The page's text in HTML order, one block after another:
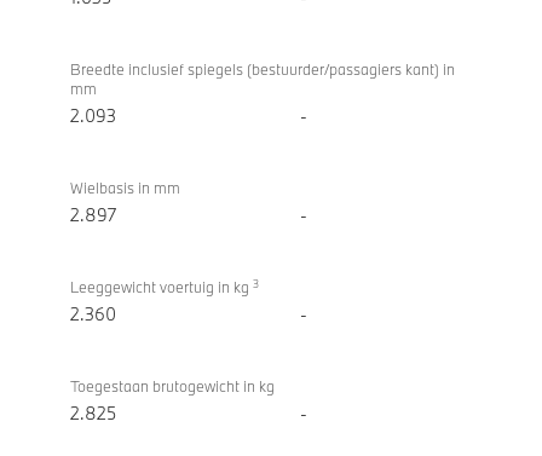
Breedte inclusief spiegels (bestuurder/passagiers kant) in
mm
2.093 -
Wielbasis in mm
2.897 -
Leeggewicht voertuig in kg 3
2.360 -
Toegestaan brutogewicht in kg
2.825 -